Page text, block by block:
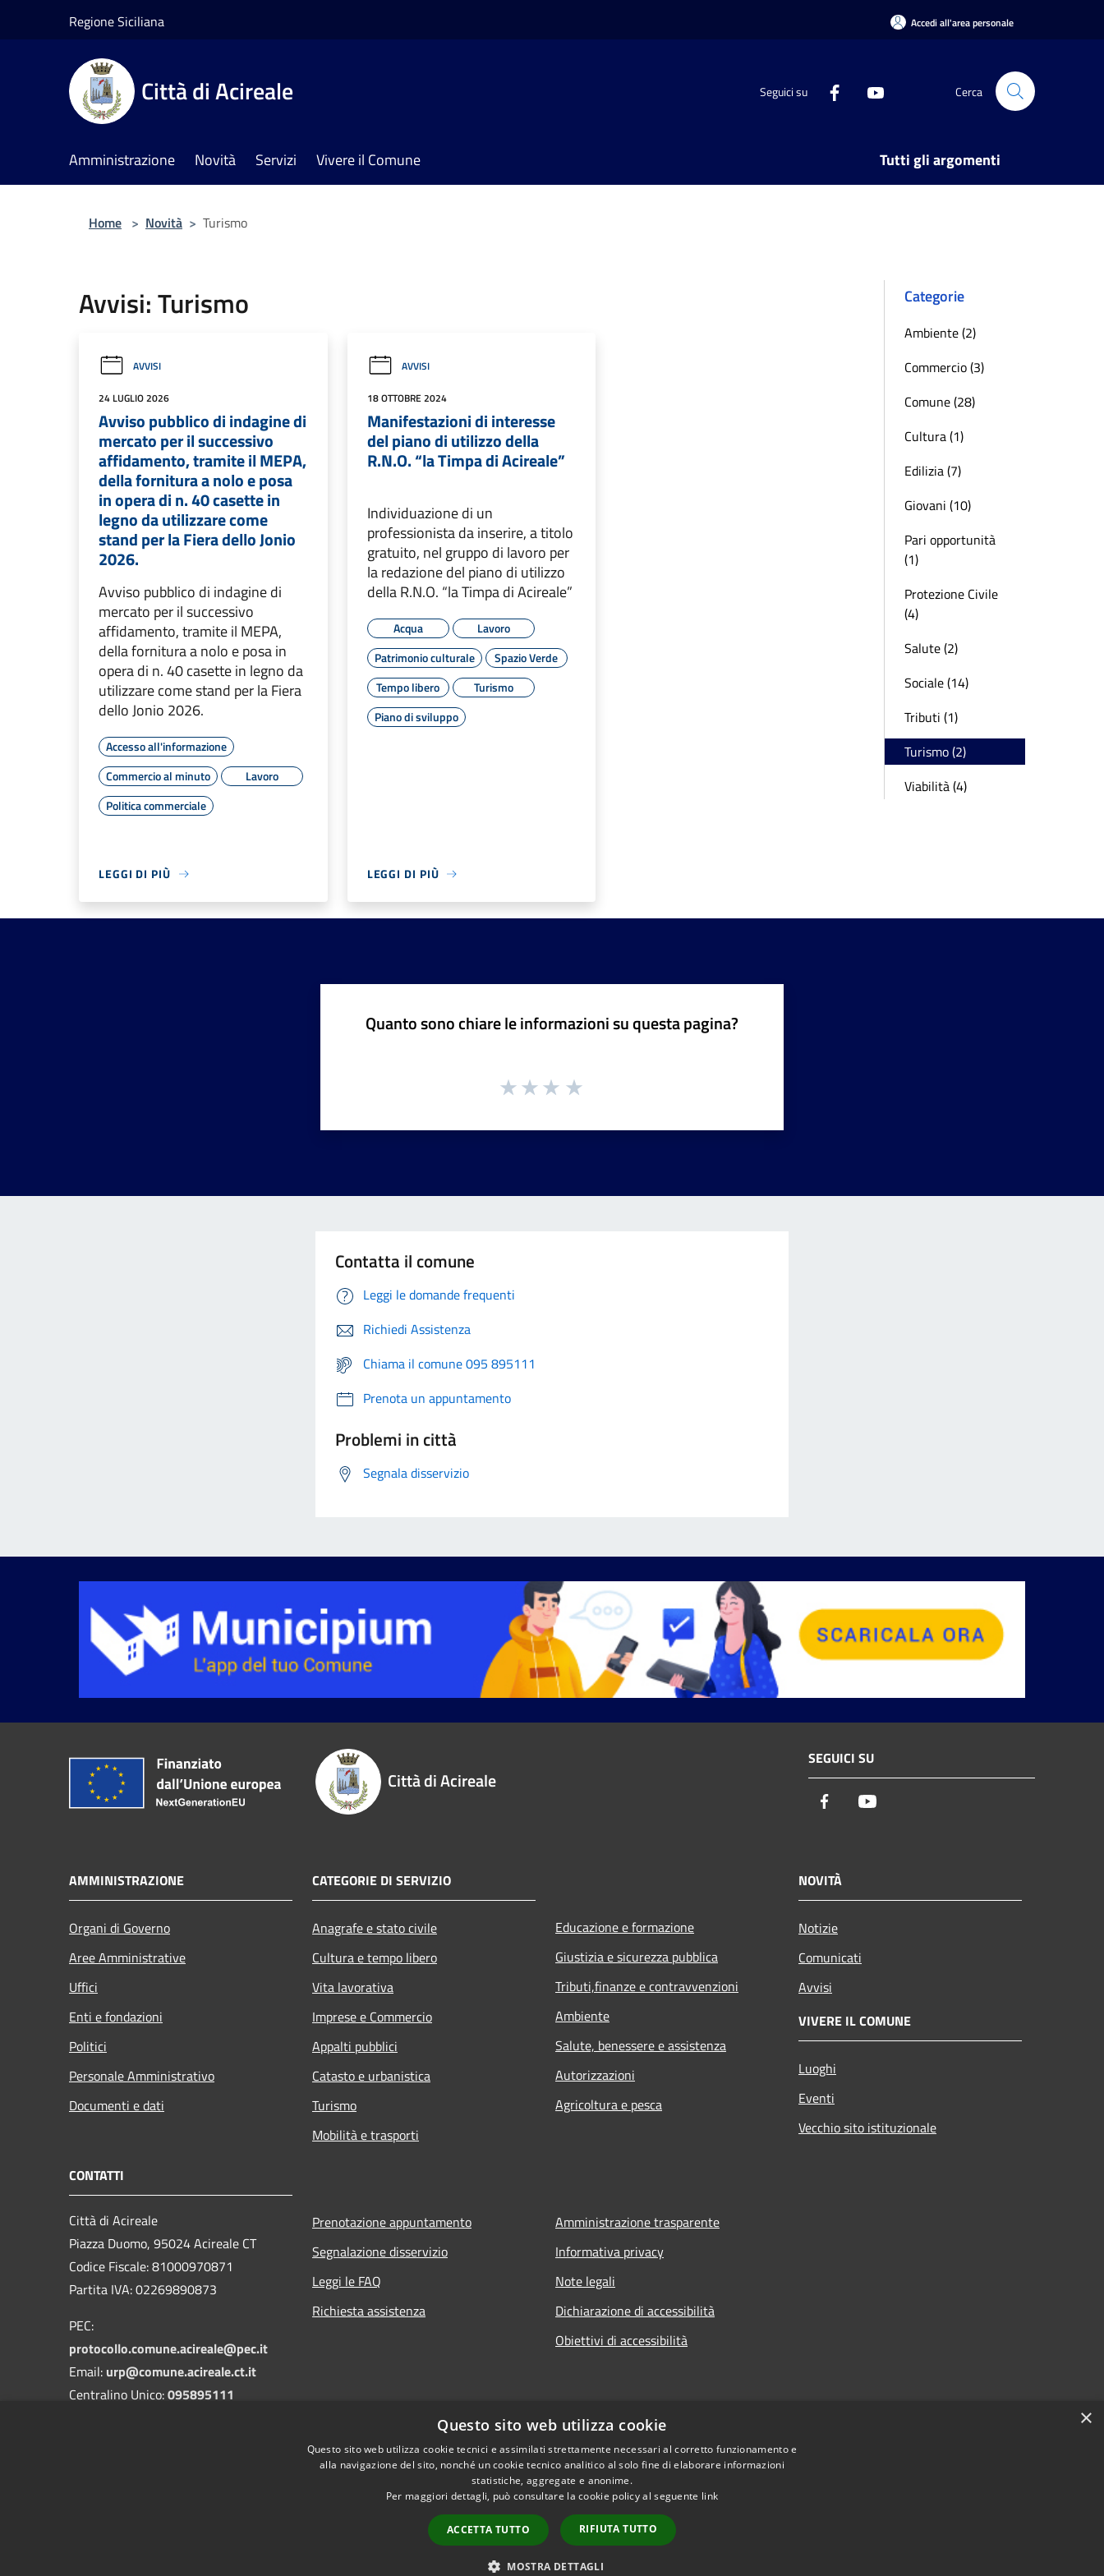
Regione Siciliana Accedi all'area personale
Città di Acireale Seguici su Cerca
Amministrazione Novità Servizi Vivere il Comune Tutti gli argomenti
Home > Novità > Turismo
Avvisi: Turismo
AVVISI
24 LUGLIO 2026
Avviso pubblico di indagine di
mercato per il successivo
affidamento, tramite il MEPA,
della fornitura a nolo e posa
in opera di n. 40 casette in
legno da utilizzare come
stand per la Fiera dello Jonio
2026.
Avviso pubblico di indagine di
mercato per il successivo
affidamento, tramite il MEPA,
della fornitura a nolo e posa in
opera di n. 40 casette in legno da
utilizzare come stand per la Fiera
dello Jonio 2026.
Accesso all'informazione
Commercio al minuto
Lavoro
Politica commerciale
LEGGI DI PIÙ
AVVISI
18 OTTOBRE 2024
Manifestazioni di interesse
del piano di utilizzo della
R.N.O. “la Timpa di Acireale”
Individuazione di un
professionista da inserire, a titolo
gratuito, nel gruppo di lavoro per
la redazione del piano di utilizzo
della R.N.O. “la Timpa di Acireale”
Acqua
Lavoro
Patrimonio culturale
Spazio Verde
Tempo libero
Turismo
Piano di sviluppo
LEGGI DI PIÙ
Categorie
Ambiente (2)
Commercio (3)
Comune (28)
Cultura (1)
Edilizia (7)
Giovani (10)
Pari opportunità
(1)
Protezione Civile
(4)
Salute (2)
Sociale (14)
Tributi (1)
Turismo (2)
Viabilità (4)
Quanto sono chiare le informazioni su questa pagina?
Contatta il comune
Leggi le domande frequenti
Richiedi Assistenza
Chiama il comune 095 895111
Prenota un appuntamento
Problemi in città
Segnala disservizio
Città di Acireale
SEGUICI SU
Facebook
AMMINISTRAZIONE
Organi di Governo
Aree Amministrative
Uffici
Enti e fondazioni
Politici
Personale Amministrativo
Documenti e dati
CATEGORIE DI SERVIZIO
Anagrafe e stato civile
Cultura e tempo libero
Vita lavorativa
Imprese e Commercio
Appalti pubblici
Catasto e urbanistica
Turismo
Mobilità e trasporti
Educazione e formazione
Giustizia e sicurezza pubblica
Tributi,finanze e contravvenzioni
Ambiente
Salute, benessere e assistenza
Autorizzazioni
Agricoltura e pesca
NOVITÀ
Notizie
Comunicati
Avvisi
VIVERE IL COMUNE
Luoghi
Eventi
Vecchio sito istituzionale
CONTATTI
Città di Acireale
Piazza Duomo, 95024 Acireale CT
Codice Fiscale: 81000970871
Partita IVA: 02269890873
PEC:
protocollo.comune.acireale@pec.it
Email: urp@comune.acireale.ct.it
Centralino Unico:095895111
Prenotazione appuntamento
Segnalazione disservizio
Leggi le FAQ
Richiesta assistenza
Amministrazione trasparente
Informativa privacy
Note legali
Dichiarazione di accessibilità
Obiettivi di accessibilità
×
Questo sito web utilizza cookie
Questo sito web utilizza cookie tecnici e assimilati strettamente necessari al corretto funzionamento e
alla navigazione del sito, nonché un cookie tecnico analitico al solo fine di elaborare informazioni
statistiche, aggregate e anonime.
Per maggiori dettagli, può consultare la cookie policy al seguente link
ACCETTA TUTTO RIFIUTA TUTTO
MOSTRA DETTAGLI